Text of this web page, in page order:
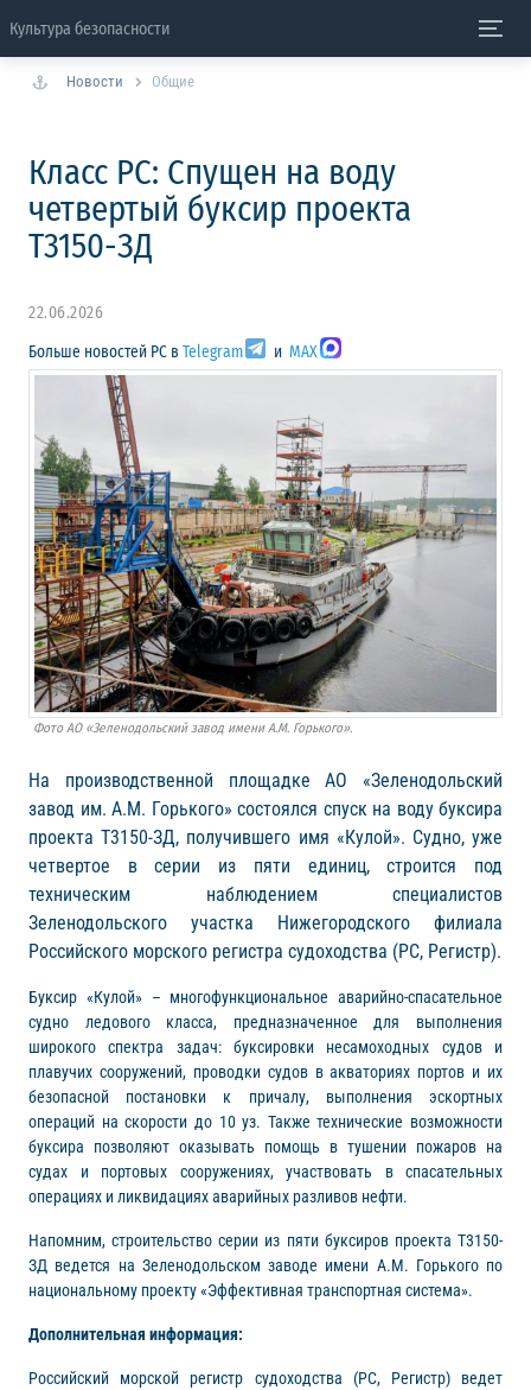
Культура безопасности
Новости Общие
Класс РС: Спущен на воду
четвертый буксир проекта
Т3150-ЗД
22.06.2026
Больше новостей РС в Telegram и MAX
Фото АО «Зеленодольский завод имени А.М. Горького».
На производственной площадке АО «Зеленодольский
завод им. А.М. Горького» состоялся спуск на воду буксира
проекта Т3150-ЗД, получившего имя «Кулой». Судно, уже
четвертое в серии из пяти единиц, строится под
техническим наблюдением специалистов
Зеленодольского участка Нижегородского филиала
Российского морского регистра судоходства (РС, Регистр).
Буксир «Кулой» – многофункциональное аварийно-спасательное
судно ледового класса, предназначенное для выполнения
широкого спектра задач: буксировки несамоходных судов и
плавучих сооружений, проводки судов в акваториях портов и их
безопасной постановки к причалу, выполнения эскортных
операций на скорости до 10 уз. Также технические возможности
буксира позволяют оказывать помощь в тушении пожаров на
судах и портовых сооружениях, участвовать в спасательных
операциях и ликвидациях аварийных разливов нефти.
Напомним, строительство серии из пяти буксиров проекта Т3150-
ЗД ведется на Зеленодольском заводе имени А.М. Горького по
национальному проекту «Эффективная транспортная система».
Дополнительная информация:
Российский морской регистр судоходства (РС, Регистр) ведет